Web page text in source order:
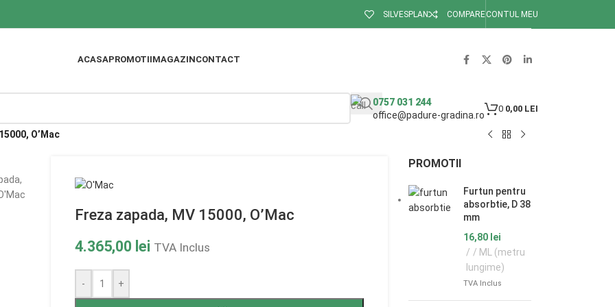
SILVESPLAN COMPARECONTUL MEU
ACASAPROMOTIIMAGAZINCONTACT
0757 031 244
office@padure-gradina.ro
0 0,00 LEI
O’Mac
Freza zapada, MV 15000, O’Mac
4.365,00 lei TVA Inclus
- +
PROMOTII
Furtun pentru
absorbtie, D 38
mm
16,80 lei
/ ML (metru
lungime)
TVA Inclus